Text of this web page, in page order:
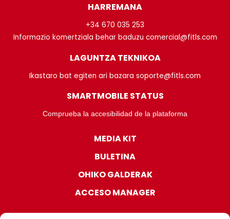
HARREMANA
+34 670 035 253
Informazio komertziala behar baduzu comercial@fitls.com
LAGUNTZA TEKNIKOA
Ikastaro bat egiten ari bazara soporte@fitls.com
SMARTMOBILE STATUS
Comprueba la accesibilidad de la plataforma
MEDIA KIT
BULETINA
OHIKO GALDERAK
ACCESO MANAGER